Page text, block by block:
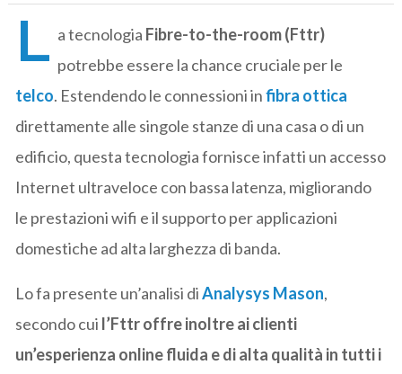
L a tecnologia Fibre-to-the-room (Fttr)
potrebbe essere la chance cruciale per le
telco. Estendendo le connessioni infibra ottica
direttamente alle singole stanze di una casa o di un
edificio, questa tecnologia fornisce infatti un accesso
Internet ultraveloce con bassa latenza, migliorando
le prestazioni wifi e il supporto per applicazioni
domestiche ad alta larghezza di banda.
Lo fa presente un’analisi diAnalysys Mason,
secondo cui l’Fttr offre inoltre ai clienti
un’esperienza online fluida e di alta qualità in tutti i